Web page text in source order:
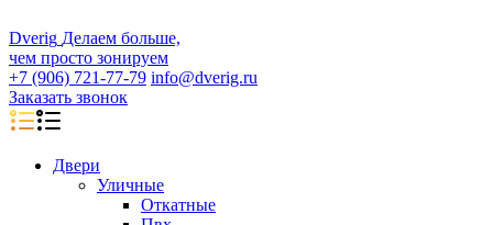
Dverig Делаем больше,
чем просто зонируем
+7 (906) 721-77-79 info@dverig.ru
Заказать звонок
Двери
Уличные
Откатные